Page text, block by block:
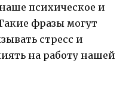
психическое и
фразы могут
стресс и
на работу нашей